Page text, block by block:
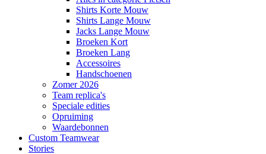
Shirts Korte Mouw
Shirts Lange Mouw
Jacks Lange Mouw
Broeken Kort
Broeken Lang
Accessoires
Handschoenen
Zomer 2026
Team replica's
Speciale edities
Opruiming
Waardebonnen
Custom Teamwear
Stories